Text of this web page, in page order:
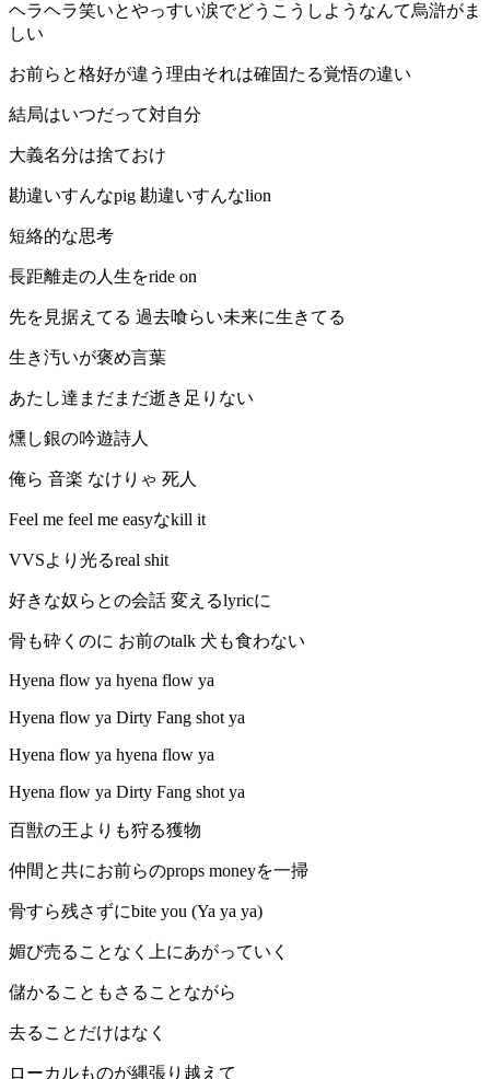
ヘラヘラ笑いとやっすい涙でどうこうしようなんて烏滸がま
しい
お前らと格好が違う理由それは確固たる覚悟の違い
結局はいつだって対自分
大義名分は捨ておけ
勘違いすんなpig 勘違いすんなlion
短絡的な思考
長距離走の人生をride on
先を見据えてる 過去喰らい未来に生きてる
生き汚いが褒め言葉
あたし達まだまだ逝き足りない
燻し銀の吟遊詩人
俺ら 音楽 なけりゃ 死人
Feel me feel me easyなkill it
VVSより光るreal shit
好きな奴らとの会話 変えるlyricに
骨も砕くのに お前のtalk 犬も食わない
Hyena flow ya hyena flow ya
Hyena flow ya Dirty Fang shot ya
Hyena flow ya hyena flow ya
Hyena flow ya Dirty Fang shot ya
百獣の王よりも狩る獲物
仲間と共にお前らのprops moneyを一掃
骨すら残さずにbite you (Ya ya ya)
媚び売ることなく上にあがっていく
儲かることもさることながら
去ることだけはなく
ローカルものが縄張り越えて